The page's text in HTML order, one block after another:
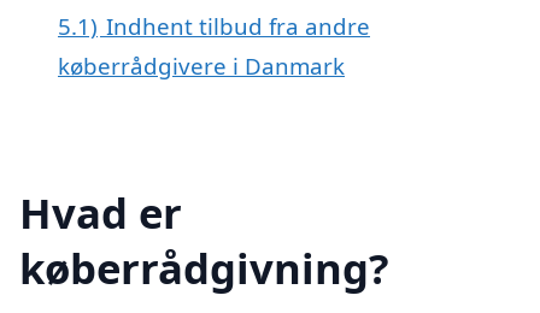
5.1) Indhent tilbud fra andre
køberrådgivere i Danmark
Hvad er
køberrådgivning?